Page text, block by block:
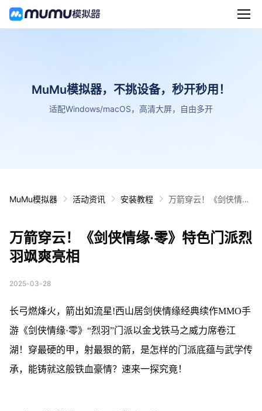
MuMu模拟器，不挑设备，秒开秒用！
适配Windows/macOS，高清大屏，自由多开
MuMu模拟器 活动资讯 安装教程
万箭穿云！《剑侠情缘·
万箭穿云！《剑侠情缘·零》特色门派烈
羽飒爽亮相
2025-03-28
长弓燃烽火，箭出如流星!西山居剑侠情缘经典续作MMO手
游《剑侠情缘·零》“烈羽”门派以金戈铁马之威力席卷江
湖！穿最硬的甲，射最狠的箭，是怎样的门派底蕴与武学传
承，能铸就这般铁血豪情？速来一探究竟！